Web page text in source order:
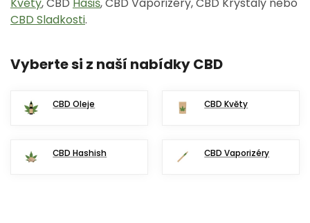
CBD Sladkosti.
Vyberte si z naší nabídky CBD
CBD Oleje CBD Květy
CBD Hashish CBD Vaporizéry